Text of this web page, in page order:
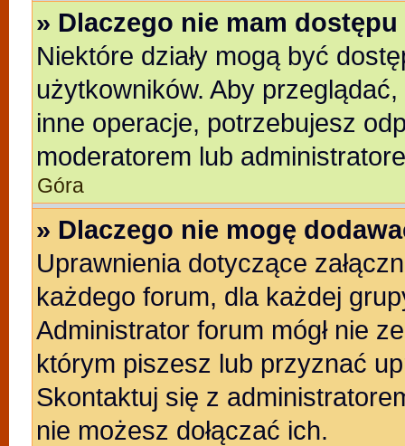
» Dlaczego nie mam dostępu
Niektóre działy mogą być
użytkowników. Aby
inne operacje, potrzebujesz
moderatorem lub
Góra
» Dlaczego nie mogę
Uprawnienia dotyczące
każdego forum, dla każdej
Administrator forum mógł nie
którym piszesz lub przyznać
Skontaktuj się z
nie możesz dołączać ich.